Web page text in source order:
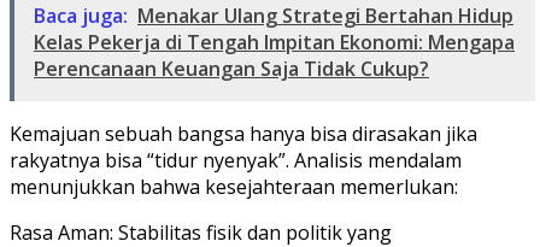
Baca juga: Menakar Ulang Strategi Bertahan Hidup
Kelas Pekerja di Tengah Impitan Ekonomi: Mengapa
Perencanaan Keuangan Saja Tidak Cukup?
​Kemajuan sebuah bangsa hanya bisa dirasakan jika
rakyatnya bisa “tidur nyenyak”. Analisis mendalam
menunjukkan bahwa kesejahteraan memerlukan:
​Rasa Aman: Stabilitas fisik dan politik yang